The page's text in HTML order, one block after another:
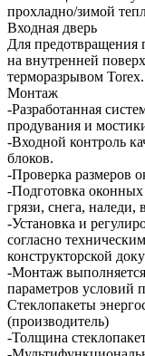
прохладно/зимой
Входная дверь
Для предотвращения
на внутренней
терморазрывом Torex.
Монтаж
-Разработанная
продувания и
-Входной контроль
блоков.
-Проверка размеров
-Подготовка
грязи, снега, наледи,
-Установка и
согласно
конструкторской
-Монтаж
параметров условий
Стеклопакеты
(производитель)
-Толщина